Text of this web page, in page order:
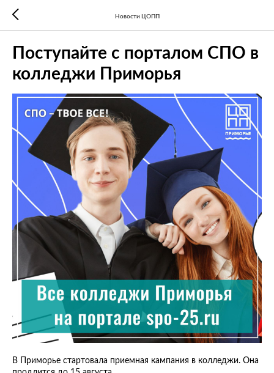
Новости ЦОПП
Поступайте с порталом СПО в
колледжи Приморья
В Приморье стартовала приемная кампания в колледжи. Она